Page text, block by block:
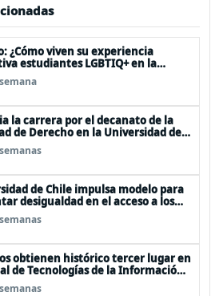
¿Cómo viven su experiencia
estudiantes LGBTIQ+ en la
la carrera por el decanato de la
de Derecho en la Universidad de
de Chile impulsa modelo para
desigualdad en el acceso a los
del plan de formación
en enseñanza media
obtienen histórico tercer lugar en
de Tecnologías de la Información